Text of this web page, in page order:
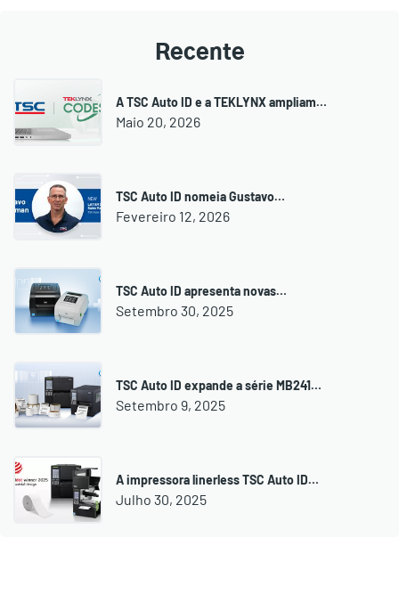
Recente
A TSC Auto ID e a TEKLYNX ampliam…
Maio 20, 2026
TSC Auto ID nomeia Gustavo…
Fevereiro 12, 2026
TSC Auto ID apresenta novas…
Setembro 30, 2025
TSC Auto ID expande a série MB241…
Setembro 9, 2025
A impressora linerless TSC Auto ID…
Julho 30, 2025